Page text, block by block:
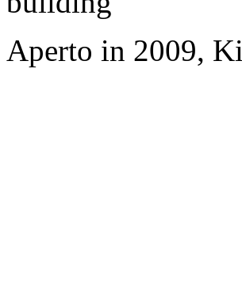
Aperto in 2009,